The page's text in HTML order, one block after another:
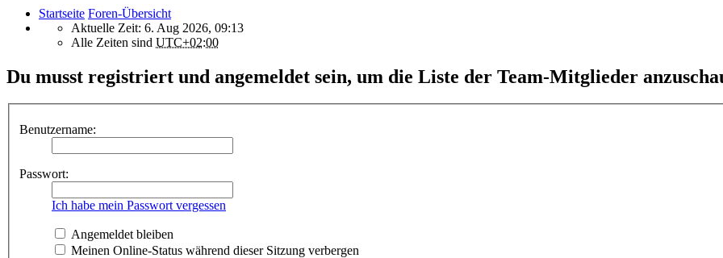
Startseite Foren-Übersicht
Aktuelle Zeit: 6. Aug 2026, 09:13
Alle Zeiten sind UTC+02:00
Du musst registriert und angemeldet sein, um die Liste der Team-Mitglieder
Benutzername:
Passwort:
Ich habe mein Passwort vergessen
Angemeldet bleiben
Meinen Online-Status während dieser Sitzung verbergen